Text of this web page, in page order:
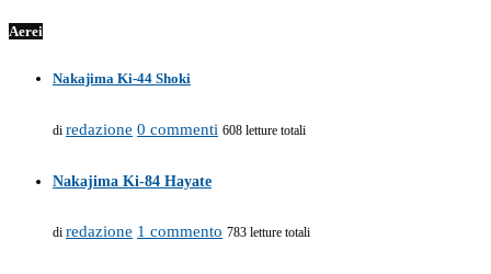
Aerei
Nakajima Ki-44 Shoki
di redazione 0 commenti 608 letture totali
Nakajima Ki-84 Hayate
di redazione 1 commento 783 letture totali